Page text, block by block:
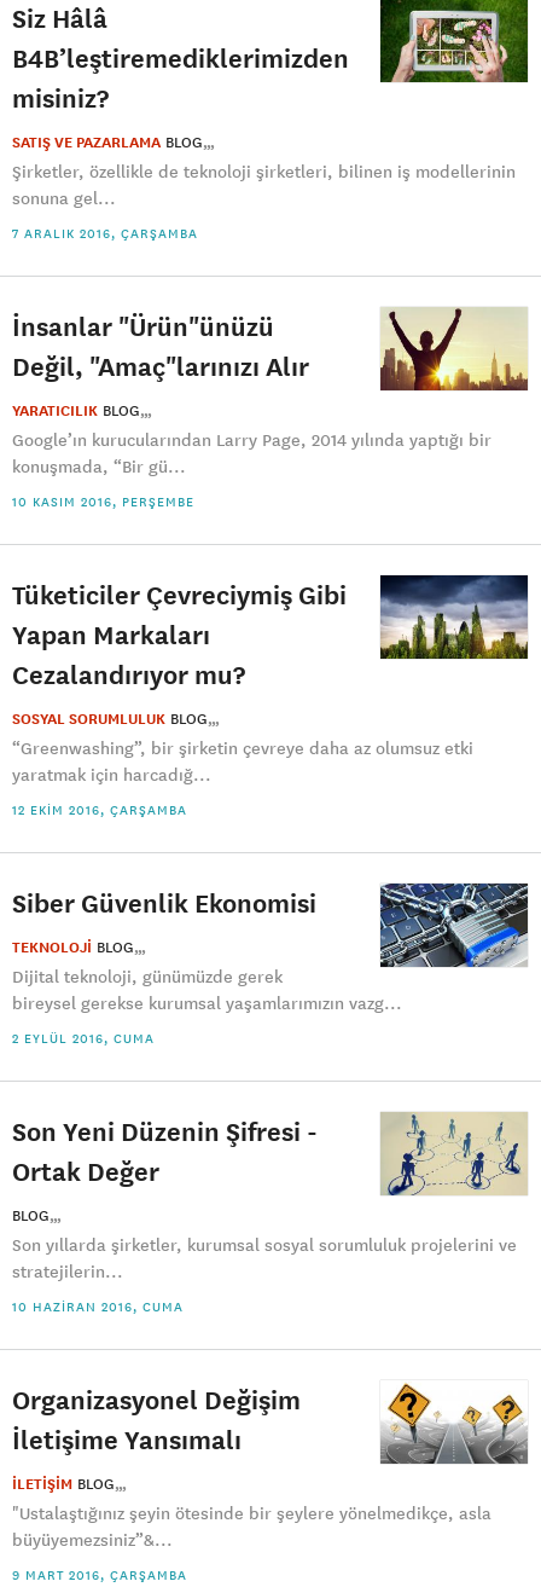
Siz Hâlâ
B4B’leştiremediklerimizden
misiniz?
SATIŞ VE PAZARLAMA BLOG
Şirketler, özellikle de teknoloji şirketleri, bilinen iş modellerinin
sonuna gel...
7 ARALIK 2016, ÇARŞAMBA
İnsanlar "Ürün"ünüzü
Değil, "Amaç"larınızı Alır
YARATICILIK BLOG
Google’ın kurucularından Larry Page, 2014 yılında yaptığı bir
konuşmada, “Bir gü...
10 KASIM 2016, PERŞEMBE
Tüketiciler Çevreciymiş Gibi
Yapan Markaları
Cezalandırıyor mu?
SOSYAL SORUMLULUK BLOG
“Greenwashing”, bir şirketin çevreye daha az olumsuz etki
yaratmak için harcadığ...
12 EKIM 2016, ÇARŞAMBA
Siber Güvenlik Ekonomisi
TEKNOLOJİ BLOG
Dijital teknoloji, günümüzde gerek
bireysel gerekse kurumsal yaşamlarımızın vazg...
2 EYLÜL 2016, CUMA
Son Yeni Düzenin Şifresi -
Ortak Değer
BLOG
Son yıllarda şirketler, kurumsal sosyal sorumluluk projelerini ve
stratejilerin...
10 HAZIRAN 2016, CUMA
Organizasyonel Değişim
İletişime Yansımalı
İLETİŞİM BLOG
"Ustalaştığınız şeyin ötesinde bir şeylere yönelmedikçe, asla
büyüyemezsiniz”&...
9 MART 2016, ÇARŞAMBA